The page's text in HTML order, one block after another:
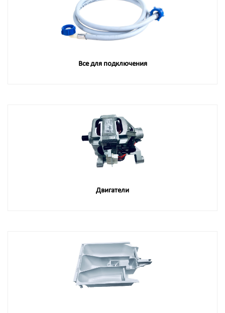
Все для подключения
Двигатели